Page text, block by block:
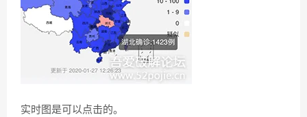
实时图是可以点击的。